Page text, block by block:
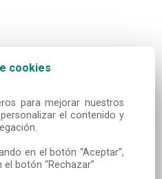
cookies
para mejorar nuestros
el contenido y
en el botón “Aceptar”,
botón “Rechazar”